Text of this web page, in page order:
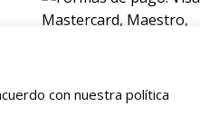
con nuestra política